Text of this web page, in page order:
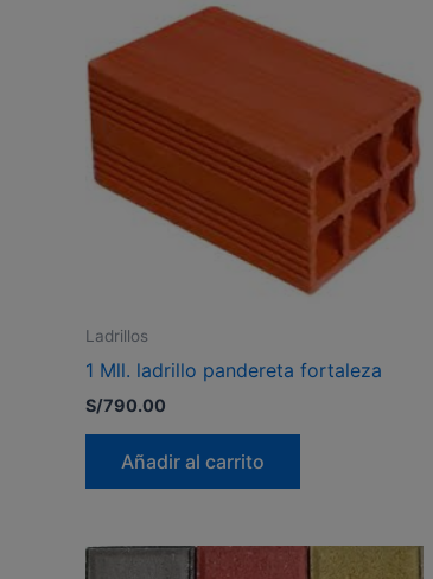
Ladrillos
1 Mll. ladrillo pandereta fortaleza
S/790.00
Añadir al carrito